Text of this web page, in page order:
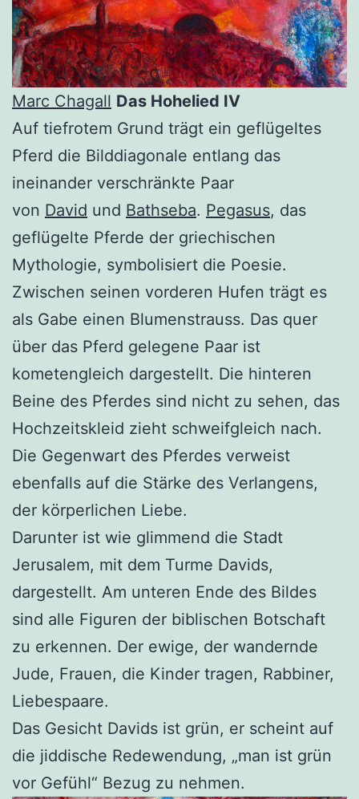
Marc Chagall Das Hohelied IV
Auf tiefrotem Grund trägt ein geflügeltes
Pferd die Bilddiagonale entlang das
ineinander verschränkte Paar
von David und Bathseba. Pegasus, das
geflügelte Pferde der griechischen
Mythologie, symbolisiert die Poesie.
Zwischen seinen vorderen Hufen trägt es
als Gabe einen Blumenstrauss. Das quer
über das Pferd gelegene Paar ist
kometengleich dargestellt. Die hinteren
Beine des Pferdes sind nicht zu sehen, das
Hochzeitskleid zieht schweifgleich nach.
Die Gegenwart des Pferdes verweist
ebenfalls auf die Stärke des Verlangens,
der körperlichen Liebe.
Darunter ist wie glimmend die Stadt
Jerusalem, mit dem Turme Davids,
dargestellt. Am unteren Ende des Bildes
sind alle Figuren der biblischen Botschaft
zu erkennen. Der ewige, der wandernde
Jude, Frauen, die Kinder tragen, Rabbiner,
Liebespaare.
Das Gesicht Davids ist grün, er scheint auf
die jiddische Redewendung, „man ist grün
vor Gefühl“ Bezug zu nehmen.